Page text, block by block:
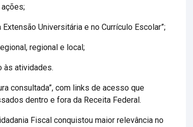
Universitária e no Currículo Escolar”;
regional e local;
às atividades.
consultada”, com links de acesso que
dentro e fora da Receita Federal.
Fiscal conquistou maior relevância no